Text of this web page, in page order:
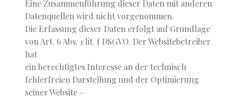
Eine Zusammenführung dieser Daten mit anderen
Datenquellen wird nicht vorgenommen.
Die Erfassung dieser Daten erfolgt auf Grundlage
von Art. 6 Abs. 1 lit. f DSGVO. Der Websitebetreiber
hat
ein berechtigtes Interesse an der technisch
fehlerfreien Darstellung und der Optimierung
seiner Website –